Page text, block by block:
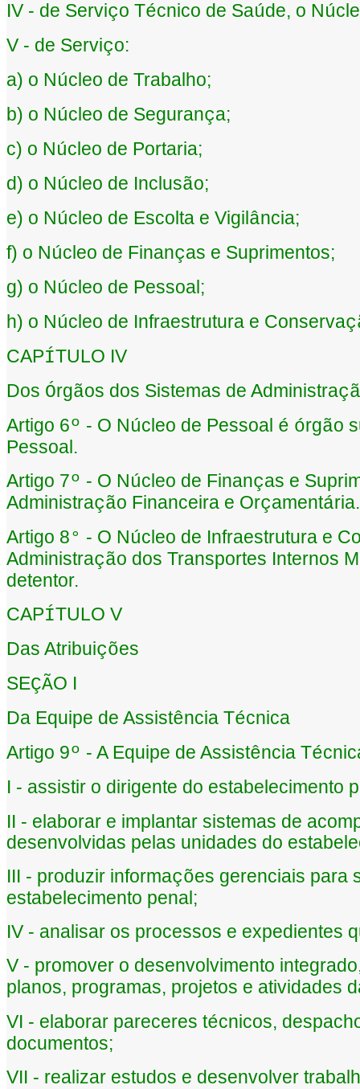
IV - de Serviço Técnico de Saúde, o Nú
V - de Serviço:
a) o Núcleo de Trabalho;
b) o Núcleo de Segurança;
c) o Núcleo de Portaria;
d) o Núcleo de Inclusão;
e) o Núcleo de Escolta e Vigil ância;
f) o Núcleo de Finanças e Suprimentos;
g) o Núcleo de Pessoal;
h) o Núcleo de Infraestrutura e Conserva
CAPÍTULO IV
Dos Órgãos dos Sistemas de Administraçã
Artigo 6º - O Núcleo de Pessoal é órgão
Pessoal.
Artigo 7º - O Núcleo de Finanças e
Administração Financeira e Orçamentária.
Artigo 8° - O Núcleo de Infraestrutura e
Administração dos Transportes Internos
detentor.
CAPÍTULO V
Das Atribuições
SEÇÃO I
Da Equipe de Assistência Técnica
Artigo 9º - A Equipe de Assistência Té
I - assistir o dirigente do estabelecimento
II - elaborar e implantar sistemas de
desenvolvidas pelas unidades do
III - produzir informações gerenciais para
estabelecimento penal;
IV - analisar os processos e expedientes
V - promover o desenvolvimento
planos, programas, projetos e atividades
VI - elaborar pareceres técnicos,
documentos;
VII - realizar estudos e desenvolver